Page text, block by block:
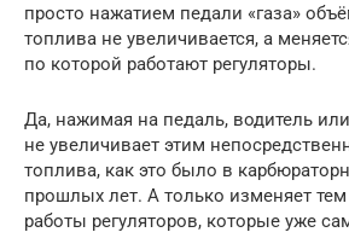
просто нажатием педали «газа»
топлива не увеличивается, а
по которой работают регуляторы.
Да, нажимая на педаль, водитель
не увеличивает этим
топлива, как это было в
прошлых лет. А только изменяет
работы регуляторов, которые уже